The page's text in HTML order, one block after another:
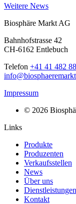
Weitere News
Biosphäre Markt AG
Bahnhofstrasse 42
CH-6162 Entlebuch
Telefon +41 41 482
Impressum
© 2026
Links
Produkte
Produzenten
Verkaufsstellen
News
Über uns
Dienstleistungen
Kontakt